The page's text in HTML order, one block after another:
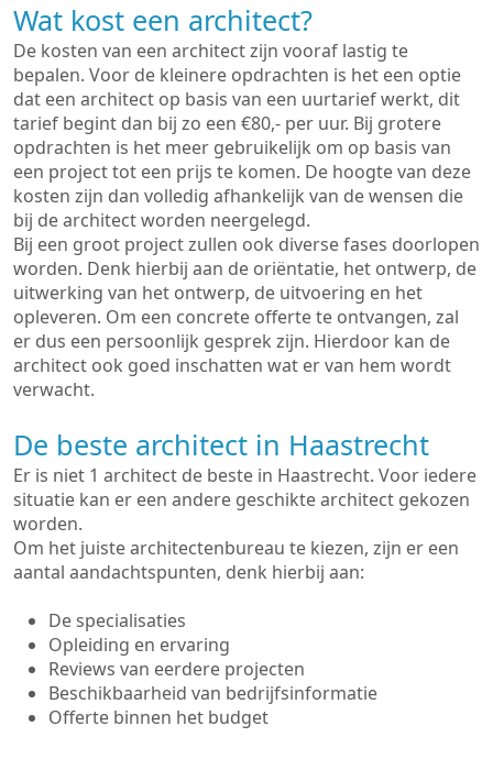
Wat kost een architect?
De kosten van een architect zijn vooraf lastig te
bepalen. Voor de kleinere opdrachten is het een optie
dat een architect op basis van een uurtarief werkt, dit
tarief begint dan bij zo een €80,- per uur. Bij grotere
opdrachten is het meer gebruikelijk om op basis van
een project tot een prijs te komen. De hoogte van deze
kosten zijn dan volledig afhankelijk van de wensen die
bij de architect worden neergelegd.
Bij een groot project zullen ook diverse fases doorlopen
worden. Denk hierbij aan de oriëntatie, het ontwerp, de
uitwerking van het ontwerp, de uitvoering en het
opleveren. Om een concrete offerte te ontvangen, zal
er dus een persoonlijk gesprek zijn. Hierdoor kan de
architect ook goed inschatten wat er van hem wordt
verwacht.
De beste architect in Haastrecht
Er is niet 1 architect de beste in Haastrecht. Voor iedere
situatie kan er een andere geschikte architect gekozen
worden.
Om het juiste architectenbureau te kiezen, zijn er een
aantal aandachtspunten, denk hierbij aan:
De specialisaties
Opleiding en ervaring
Reviews van eerdere projecten
Beschikbaarheid van bedrijfsinformatie
Offerte binnen het budget